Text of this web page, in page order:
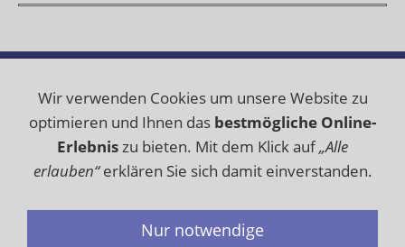
ImpressumKontaktLizenzSitemap
© 2025 www.tettricks.de - Alle Rechte vorbehalten
Wir verwenden Cookies um unsere Website zu
optimieren und Ihnen das bestmögliche Online-
Erlebniszu bieten. Mit dem Klick auf„Alle
erlauben“erklären Sie sich damit einverstanden.
Nur notwendige